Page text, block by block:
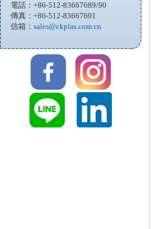
電話：+86-512-83667689/90
傳真：+86-512-83667691
信箱： sales@ckplas.com.cn